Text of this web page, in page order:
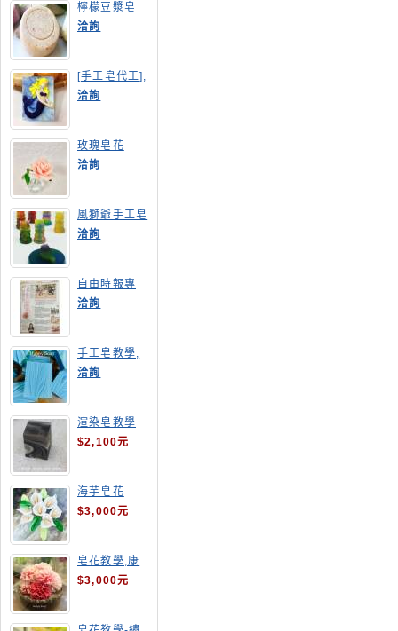
檸檬豆漿皂
(溫潤手感皂)
洽詢
[手工皂代工],
美人魚手工皂
洽詢
玫瑰皂花
洽詢
風獅爺手工皂
洽詢
自由時報專
訪,手工皂達
人陳德昇老師
洽詢
手工皂教學,
手工皂當月課
程,渲染皂
洽詢
渲染皂教學
$2,100元
海芋皂花
$3,000元
皂花教學,康
乃馨
$3,000元